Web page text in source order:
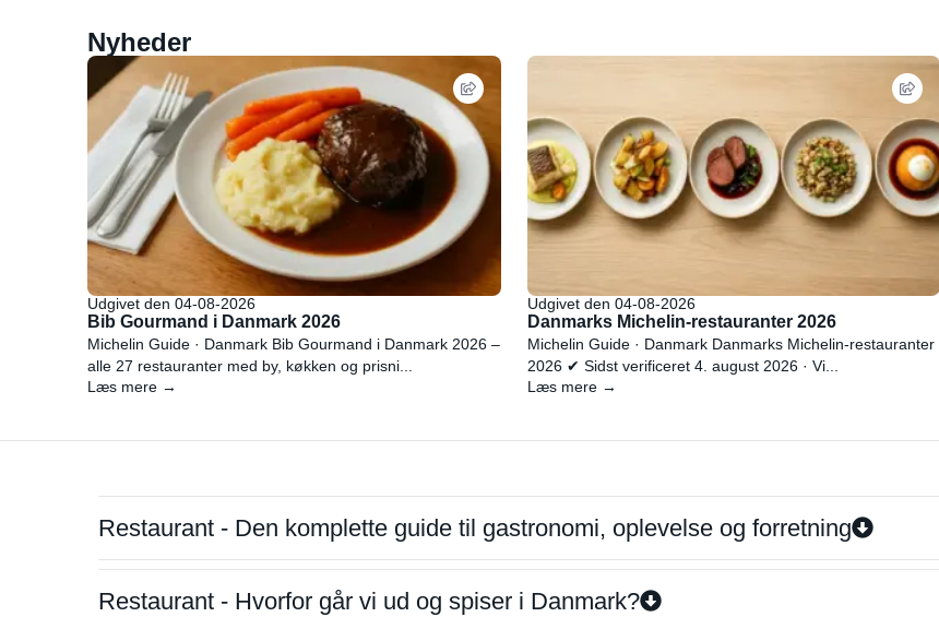
Nyheder
Udgivet den 04-08-2026
Bib Gourmand i Danmark 2026
Michelin Guide · Danmark Bib Gourmand i Danmark 2026 –
alle 27 restauranter med by, køkken og prisni...
Læs mere →
Udgivet den 04-08-2026
Danmarks Michelin-restauranter 2026
Michelin Guide · Danmark Danmarks Michelin-restauranter
2026 ✔ Sidst verificeret 4. august 2026 · Vi...
Læs mere →
Restaurant - Den komplette guide til gastronomi, oplevelse og forretning
Restaurant - Hvorfor går vi ud og spiser i Danmark?